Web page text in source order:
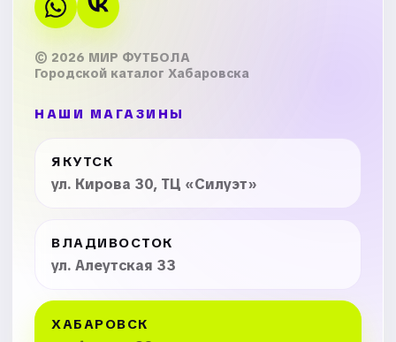
© 2026 МИР ФУТБОЛА
Городской каталог Хабаровска
НАШИ МАГАЗИНЫ
ЯКУТСК
ул. Кирова 30, ТЦ «Силуэт»
ВЛАДИВОСТОК
ул. Алеутская 33
ХАБАРОВСК